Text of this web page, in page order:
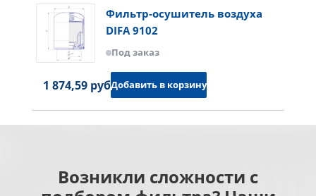
Фильтр-осушитель воздуха
DIFA 9102
Под заказ
1 874,59 руб.Добавить в корзину
Возникли сложности с